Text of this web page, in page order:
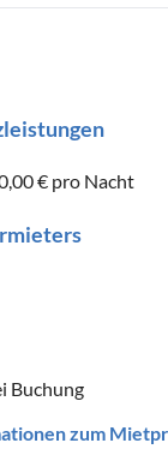
€ pro Nacht
Buchung
zum